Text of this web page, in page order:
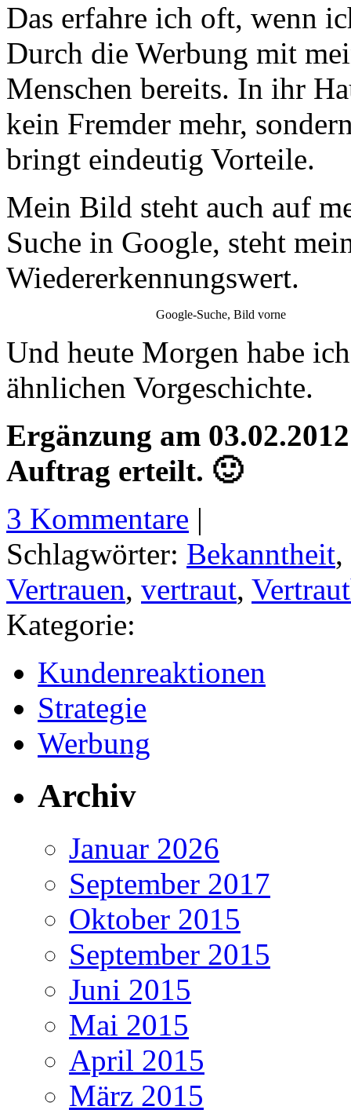
Das erfahre ich oft, wenn
Durch die Werbung mit
Menschen bereits. In ihr
kein Fremder mehr,
bringt eindeutig Vorteile.
Mein Bild steht auch auf
Suche in Google, steht
Wiedererkennungswert.
Google-Suche, Bild vorne
Und heute Morgen habe
ähnlichen Vorgeschichte.
Ergänzung am
Auftrag erteilt. 🙂
3 Kommentare |
Schlagwörter: Bekanntheit,
Vertrauen, vertraut,
Kategorie:
Kundenreaktionen
Strategie
Werbung
Archiv
Januar 2026
September 2017
Oktober 2015
September 2015
Juni 2015
Mai 2015
April 2015
März 2015